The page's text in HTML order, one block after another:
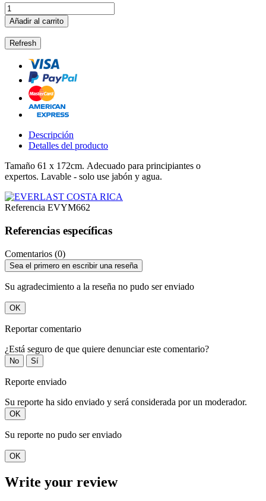
Añadir al carrito
Descripción
Detalles del producto
Tamaño 61 x 172cm. Adecuado para principiantes o
expertos. Lavable - solo use jabón y agua.
Referencia EVYM662
Referencias específicas
Comentarios (0)
Sea el primero en escribir una reseña
Su agradecimiento a la reseña no pudo ser enviado
OK
Reportar comentario
¿Está seguro de que quiere denunciar este comentario?
No Sí
Reporte enviado
Su reporte ha sido enviado y será considerada por un moderador.
OK
Su reporte no pudo ser enviado
OK
Write your review